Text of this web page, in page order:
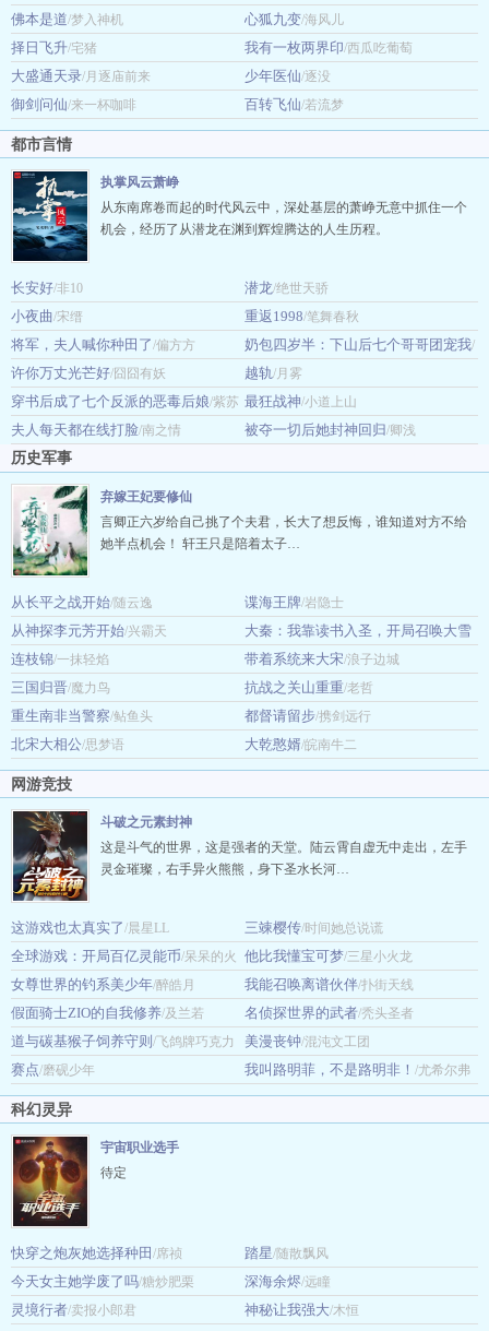
佛本是道/梦入神机 心狐九变/海风儿
择日飞升/宅猪 我有一枚两界印/西瓜吃葡萄
大盛通天录/月逐庙前来 少年医仙/逐没
御剑问仙/来一杯咖啡 百转飞仙/若流梦
都市言情
执掌风云萧峥
从东南席卷而起的时代风云中，深处基层的萧峥无意中抓住一个
机会，经历了从潜龙在渊到辉煌腾达的人生历程。
长安好/非10 潜龙/绝世天骄
小夜曲/宋缙 重返1998/笔舞春秋
将军，夫人喊你种田了/偏方方 奶包四岁半：下山后七个哥哥团宠我/
金糕
许你万丈光芒好/囧囧有妖 越轨/月雾
穿书后成了七个反派的恶毒后娘/紫苏
一叶
最狂战神/小道上山
夫人每天都在线打脸/南之情 被夺一切后她封神回归/卿浅
历史军事
弃嫁王妃要修仙
言卿正六岁给自己挑了个夫君，长大了想反悔，谁知道对方不给
她半点机会！ 轩王只是陪着太子…
从长平之战开始/随云逸 谍海王牌/岩隐士
从神探李元芳开始/兴霸天
大秦：我靠读书入圣，开局召唤大雪
龙骑！/黑的蚂蚁
连枝锦/一抹轻焰 带着系统来大宋/浪子边城
三国归晋/魔力鸟 抗战之关山重重/老哲
重生南非当警察/鲇鱼头 都督请留步/携剑远行
北宋大相公/思梦语 大乾憨婿/皖南牛二
网游竞技
斗破之元素封神
这是斗气的世界，这是强者的天堂。陆云霄自虚无中走出，左手
灵金璀璨，右手异火熊熊，身下圣水长河…
这游戏也太真实了/晨星LL 三竦樱传/时间她总说谎
全球游戏：开局百亿灵能币/呆呆的火
球
他比我懂宝可梦/三星小火龙
女尊世界的钓系美少年/醉皓月 我能召唤离谱伙伴/扑街天线
假面骑士ZIO的自我修养/及兰若 名侦探世界的武者/秃头圣者
道与碳基猴子饲养守则 /飞鸽牌巧克力 美漫丧钟/混沌文工团
赛点/磨砚少年 我叫路明菲，不是路明非！ /尤希尔弗
洛让梅尔
科幻灵异
宇宙职业选手
待定
快穿之炮灰她选择种田 /席祯 踏星/随散飘风
今天女主她学废了吗/糖炒肥栗 深海余烬/远瞳
灵境行者/卖报小郎君 神秘让我强大/木恒